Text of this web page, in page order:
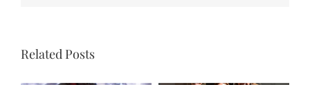
Related Posts